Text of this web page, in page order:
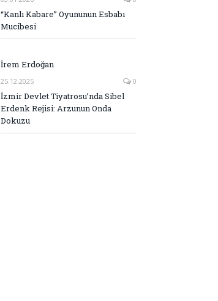
“Kanlı Kabare” Oyununun Esbabı
Mucibesi
İrem Erdoğan
25.12.2025 0
İzmir Devlet Tiyatrosu’nda Sibel
Erdenk Rejisi: Arzunun Onda
Dokuzu